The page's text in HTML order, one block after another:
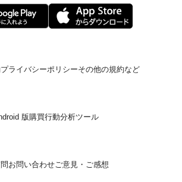
プライバシーポリシーその他の規約など
版購買行動分析ツール
お問い合わせご意見・ご感想